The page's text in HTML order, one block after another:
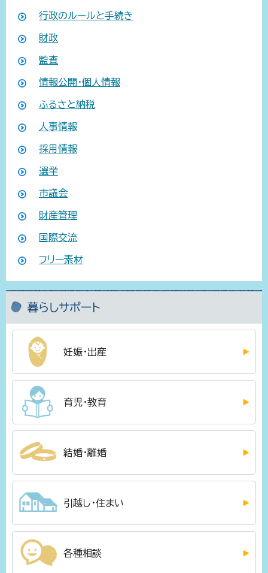
行政のルールと手続き
財政
監査
情報公開・個人情報
ふるさと納税
人事情報
採用情報
選挙
市議会
財産管理
国際交流
フリー素材
暮らしサポート
妊娠・出産
育児・教育
結婚・離婚
引越し・住まい
各種相談